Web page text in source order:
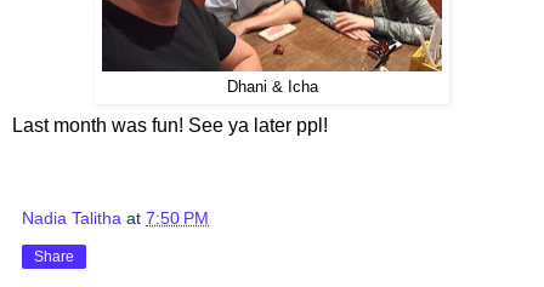
Dhani & Icha
Last month was fun! See ya later ppl!
Nadia Talitha at 7:50 PM
Share